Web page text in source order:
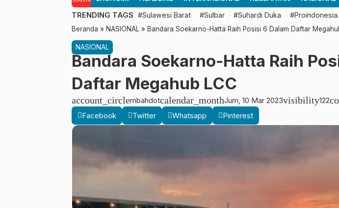
TRENDING TAGS #Sulawesi Barat #Sulbar #Suhardi Duka
Beranda » NASIONAL » Bandara Soekarno-Hatta Raih Posisi 6 Dalam Daftar
NASIONAL
Bandara Soekarno-Hatta Raih
Daftar Megahub LCC
account_circlembahdotcalendar_monthJum, 10 Mar 2023visibility122
Facebook
Twitter Whatsapp Pinterest